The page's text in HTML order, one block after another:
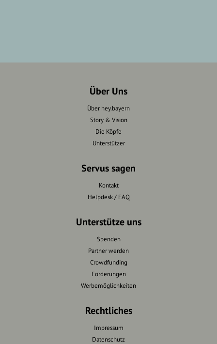
Über Uns
Über hey.bayern
Story & Vision
Die Köpfe
Unterstützer
Servus sagen
Kontakt
Helpdesk / FAQ
Unterstütze uns
Spenden
Partner werden
Crowdfunding
Förderungen
Werbemöglichkeiten
Rechtliches
Impressum
Datenschutz